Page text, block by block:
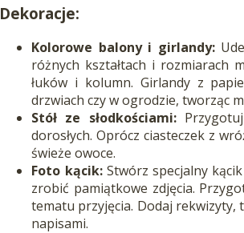
Dekoracje:
Kolorowe balony i girlandy:
różnych kształtach i rozmiarach
łuków i kolumn. Girlandy z
drzwiach czy w ogrodzie, tworząc
Stół ze słodkościami:Przygotuj
dorosłych. Oprócz ciasteczek z
świeże owoce.
Foto kącik:Stwórz specjalny
zrobić pamiątkowe zdjęcia.
tematu przyjęcia. Dodaj rekwizyty,
napisami.